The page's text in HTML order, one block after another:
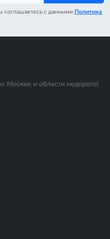
соглашаетесь с данными Политика
Москве и области недорого!